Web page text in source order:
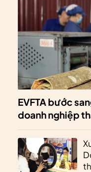
EVFTA bước
doanh nghiệp